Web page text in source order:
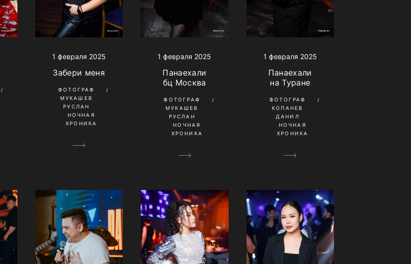
1 февраля 2025
Забери меня
ФОТОГРАФ
МУКАШЕВ
РУСЛАН
НОЧНАЯ
ХРОНИКА
1 февраля 2025
Панаехали
бц Москва
ФОТОГРАФ
МУКАШЕВ
РУСЛАН
НОЧНАЯ
ХРОНИКА
1 февраля 2025
Панаехали
на Туране
ФОТОГРАФ
КОПАНЕВ
ДАНИЛ
НОЧНАЯ
ХРОНИКА